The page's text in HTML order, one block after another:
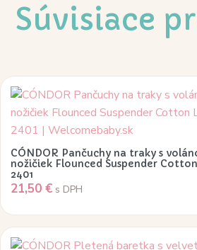
Súvisiace
CÓNDOR Pančuchy na traky s
nožičiek Flounced Suspender
2401
21,50 € s DPH
Tento
produkt
má
viacero
variantov.
Možnosti
môžete
vybrať
Tento